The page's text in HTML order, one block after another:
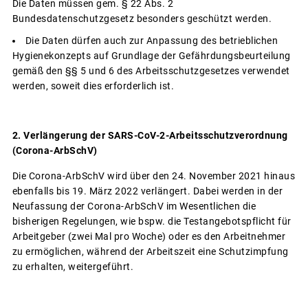
Die Daten müssen gem. § 22 Abs. 2
Bundesdatenschutzgesetz besonders geschützt werden.
Die Daten dürfen auch zur Anpassung des betrieblichen
Hygienekonzepts auf Grundlage der Gefährdungsbeurteilung
gemäß den §§ 5 und 6 des Arbeitsschutzgesetzes verwendet
werden, soweit dies erforderlich ist.
2. Verlängerung der SARS-CoV-2-Arbeitsschutzverordnung
(Corona-ArbSchV)
Die Corona-ArbSchV wird über den 24. November 2021 hinaus
ebenfalls bis 19. März 2022 verlängert. Dabei werden in der
Neufassung der Corona-ArbSchV im Wesentlichen die
bisherigen Regelungen, wie bspw. die Testangebotspflicht für
Arbeitgeber (zwei Mal pro Woche) oder es den Arbeitnehmer
zu ermöglichen, während der Arbeitszeit eine Schutzimpfung
zu erhalten, weitergeführt.